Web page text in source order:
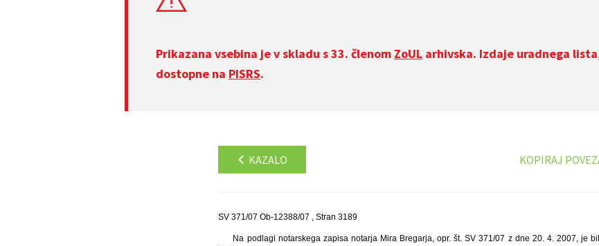
Prikazana vsebina je v skladu s 33. členom ZoUL arhivska. Izdaje uradnega
dostopne na PISRS.
KAZALO KOPIRAJ
SV 371/07 Ob-12388/07 , Stran 3189
Na podlagi notarskega zapisa notarja Mira Bregarja, opr. št. SV 371/07 z dne 20. 4. 2007, je